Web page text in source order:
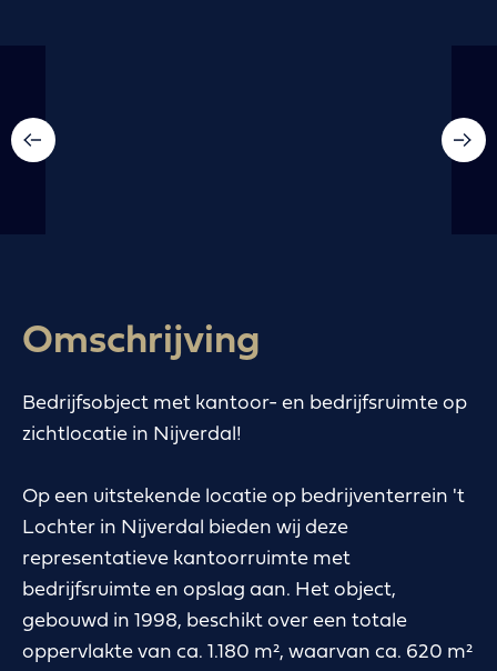
Omschrijving
Bedrijfsobject met kantoor- en bedrijfsruimte op
zichtlocatie in Nijverdal!
Op een uitstekende locatie op bedrijventerrein 't
Lochter in Nijverdal bieden wij deze
representatieve kantoorruimte met
bedrijfsruimte en opslag aan. Het object,
gebouwd in 1998, beschikt over een totale
oppervlakte van ca. 1.180 m², waarvan ca. 620 m²